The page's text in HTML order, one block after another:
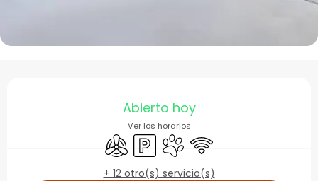
Horarios y datos de
Abierto hoy
Ver los horarios
Aire Acondicionado
Aparcamiento
Se aceptan animales
Wifi
+ 12 otro(s) servicio(s)